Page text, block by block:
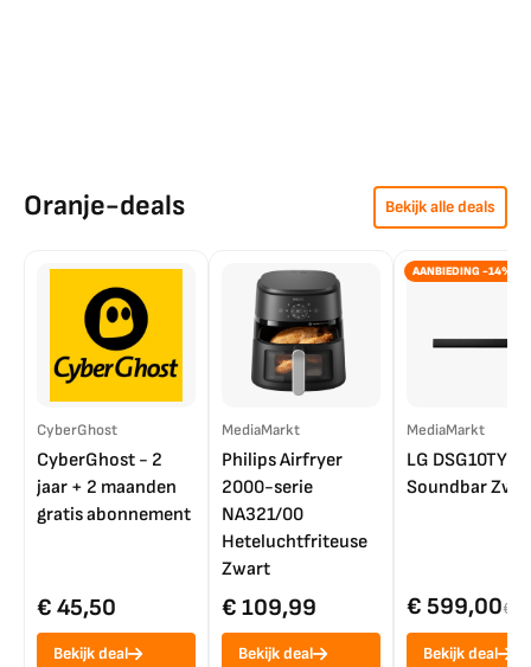
Oranje-deals Bekijk alle deals
CyberGhost
CyberGhost - 2
jaar + 2 maanden
gratis abonnement
€ 45,50
Bekijk deal
MediaMarkt
Philips Airfryer
2000-serie
NA321/00
Heteluchtfriteuse
Zwart
€ 109,99
Bekijk deal
AANBIEDING -14%
MediaMarkt
LG DSG10TY
Soundbar
€ 599,00€
Bekijk deal